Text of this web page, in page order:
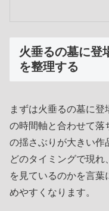
火垂るの墓に登
を整理する
まずは火垂るの墓に
の時間軸と合わせて落
の揺さぶりが大きい作
どのタイミングで現
を見ているのかを言
めやすくなります。